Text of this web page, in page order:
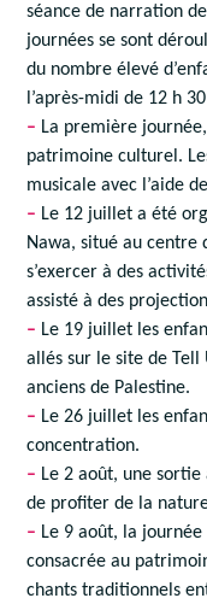
séance de narration
journées se sont
du nombre élevé
l’après-midi de 12 h
– La première
patrimoine culturel.
musicale avec l’aide
– Le 12 juillet a été
Nawa, situé au centre
s’exercer à des
assisté à des
– Le 19 juillet les
allés sur le site de Tell
anciens de Palestine.
– Le 26 juillet les
concentration.
– Le 2 août, une
de profiter de la
– Le 9 août, la
consacrée au
chants traditionnels